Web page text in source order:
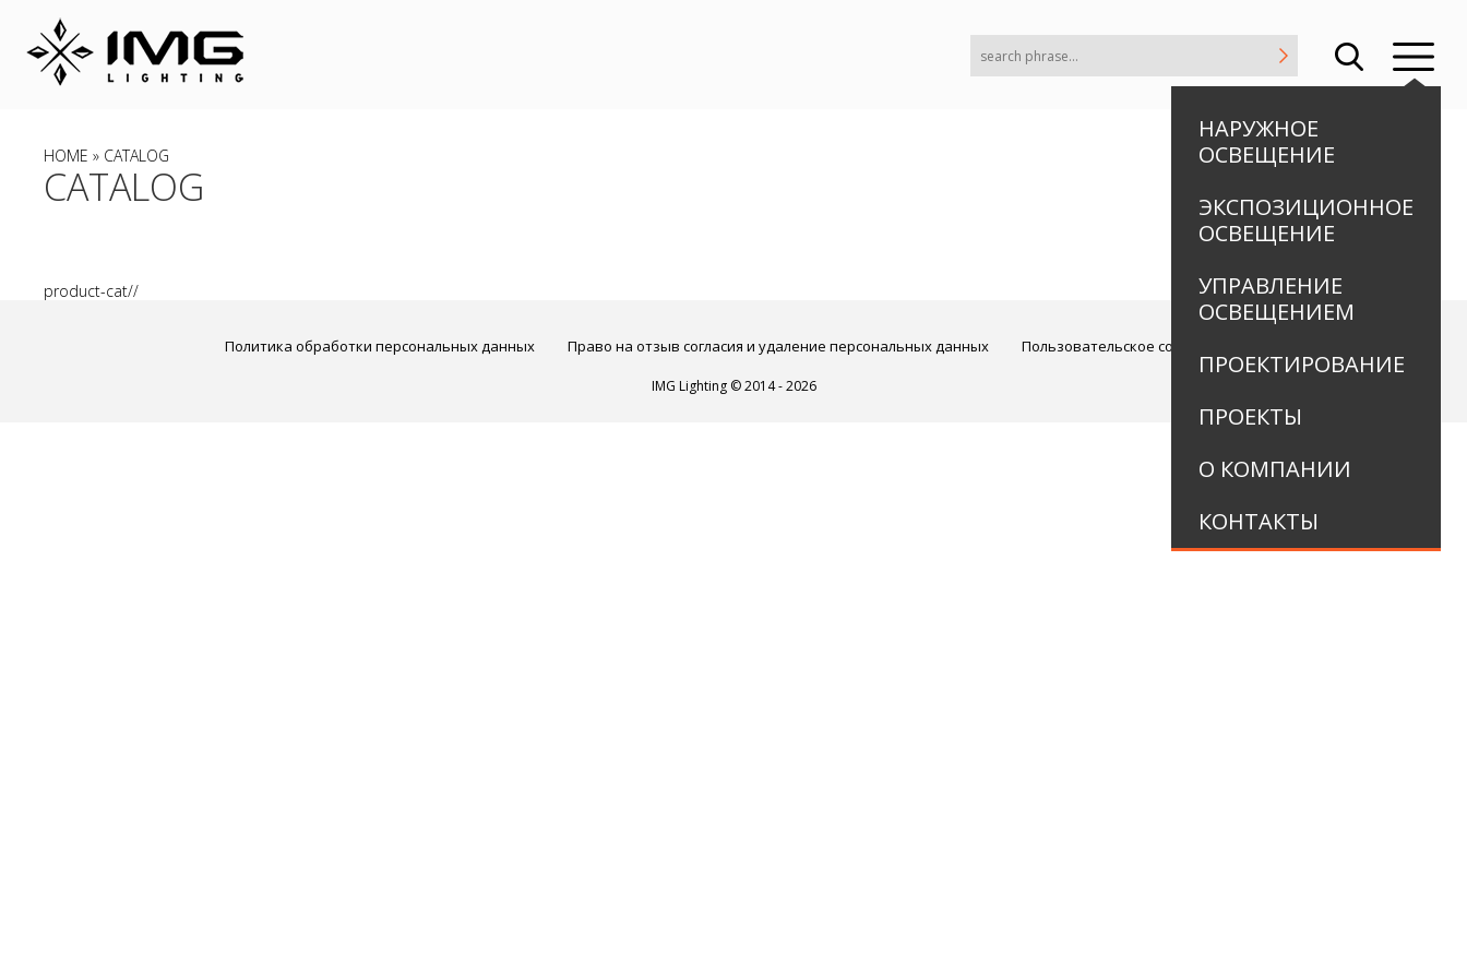
НАРУЖНОЕ
ОСВЕЩЕНИЕ
ЭКСПОЗИЦИОННОЕ
ОСВЕЩЕНИЕ
УПРАВЛЕНИЕ
ОСВЕЩЕНИЕМ
ПРОЕКТИРОВАНИЕ
ПРОЕКТЫ
О КОМПАНИИ
КОНТАКТЫ
HOME » CATALOG
CATALOG
product-cat//
Политика обработки персональных данных Право на отзыв согласия и удаление персональных данных Пользовательское соглашение
IMG Lighting © 2014 - 2026